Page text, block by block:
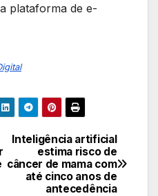
plataforma de e-
Inteligência artificial
estima risco de
câncer de mama com
até cinco anos de
antecedência